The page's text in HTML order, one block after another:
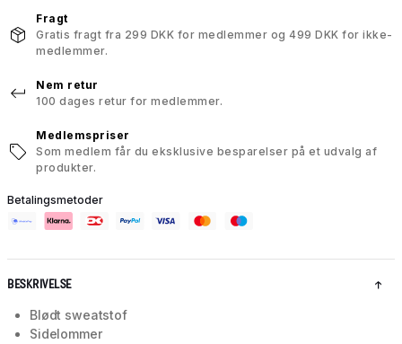
Fragt
Gratis fragt fra 299 DKK for medlemmer og 499 DKK for ikke-
medlemmer.
Nem retur
100 dages retur for medlemmer.
Medlemspriser
Som medlem får du eksklusive besparelser på et udvalg af
produkter.
Betalingsmetoder
BESKRIVELSE
Blødt sweatstof
Sidelommer